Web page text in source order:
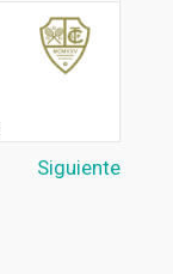
Siguiente